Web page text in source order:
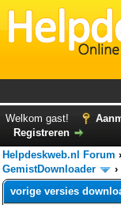
Welkom gast!
Registreren
Helpdeskweb.nl Forum ›
GemistDownloader
›
vorige versies